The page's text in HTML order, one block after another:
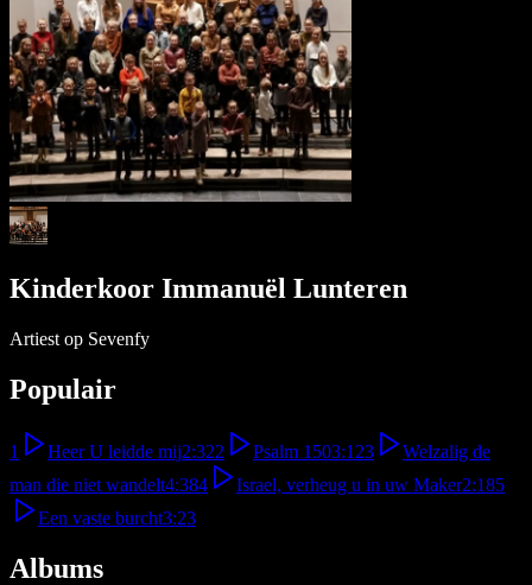
Kinderkoor Immanuël Lunteren
Artiest op Sevenfy
Populair
1 Heer U leidde mij2:322 Psalm 1503:123
Welzalig de
man die niet wandelt4:384 Israel, verheug u in uw Maker2:185
Een vaste burcht3:23
Albums